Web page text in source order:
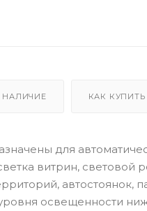
НАЛИЧИЕ КАК КУПИТЬ
для
витрин, световой
автостоянок,
освещенности